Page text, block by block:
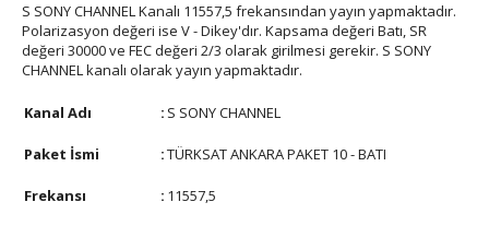
S SONY CHANNEL Kanalı 11557,5 frekansından yayın yapmaktadır.
Polarizasyon değeri ise V - Dikey'dır. Kapsama değeri Batı, SR
değeri 30000 ve FEC değeri 2/3 olarak girilmesi gerekir. S SONY
CHANNEL kanalı olarak yayın yapmaktadır.
Kanal Adı : S SONY CHANNEL
Paket İsmi :TÜRKSAT ANKARA PAKET 10 - BATI
Frekansı : 11557,5